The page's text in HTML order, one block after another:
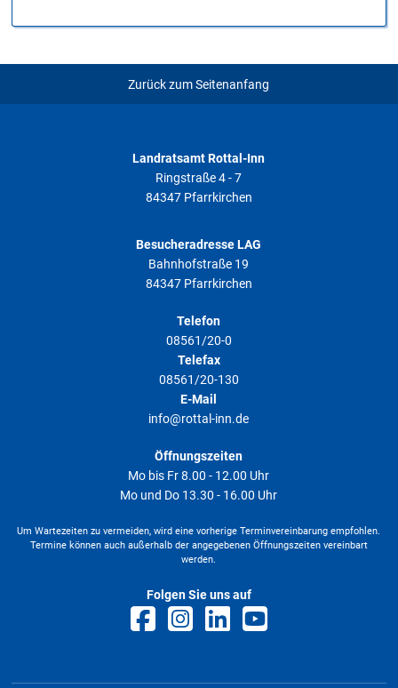
Zurück zum Seitenanfang
Landratsamt Rottal-Inn
Ringstraße 4 - 7
84347 Pfarrkirchen
Besucheradresse LAG
Bahnhofstraße 19
84347 Pfarrkirchen
Telefon
08561/20-0
Telefax
08561/20-130
E-Mail
info@rottal-inn.de
Öffnungszeiten
Mo bis Fr 8.00 - 12.00 Uhr
Mo und Do 13.30 - 16.00 Uhr
Um Wartezeiten zu vermeiden, wird eine vorherige Terminvereinbarung empfohlen.
Termine können auch außerhalb der angegebenen Öffnungszeiten vereinbart
werden.
Folgen Sie uns auf